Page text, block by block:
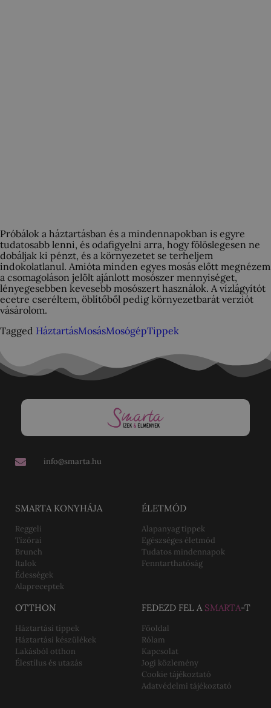
Próbálok a háztartásban és a mindennapokban is egyre
tudatosabb lenni, és odafigyelni arra, hogy fölöslegesen ne
dobáljak ki pénzt, és a környezetet se terheljem
indokolatlanul. Amióta minden egyes mosás előtt megnézem
a csomagoláson jelölt ajánlott mosószer mennyiséget,
lényegesebben kevesebb mosószert használok. A vízlágyítót
ecetre cseréltem, öblítőből pedig környezetbarát verziót
vásárolom.
Tagged HáztartásMosásMosógépTippek
info@smarta.hu
SMARTA KONYHÁJA
Reggeli
Tízórai
Brunch
Italok
Édességek
Alapreceptek
ÉLETMÓD
Alapanyag tippek
Egészséges életmód
Tudatos mindennapok
Fenntarthatóság
OTTHON
Háztartási tippek
Háztartási készülékek
Lakásból otthon
Élestílus és utazás
FEDEZD FEL A SMARTA-T
Főoldal
Rólam
Kapcsolat
Jogi közlemény
Cookie tájékoztató
Adatvédelmi tájékoztató